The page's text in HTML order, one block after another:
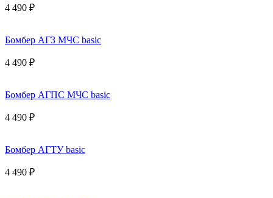
4 490 ₽
Бомбер АГЗ МЧС basic
4 490 ₽
Бомбер АГПС МЧС basic
4 490 ₽
Бомбер АГТУ basic
4 490 ₽